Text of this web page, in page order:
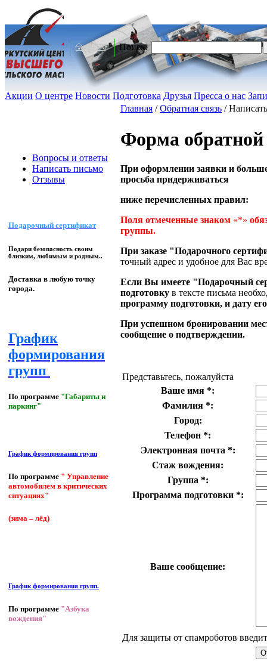
Поиск:
Акции О центре Новости Подготовка Друзья Пресса о нас
Вопросы и ответы
Написать письмо
Отзывы
Подарочный сертификат
Подари безопасность своим
близким, любимым и родным..
Доставка в любую точку
города.
График
формирования
групп
По программе "Габариты и
паркинг"
График формирования групп
По программе " Управление
автомобилем в критических
ситуациях"
(зима – лёд)
График формирования групп.
По программе "Азбука
вождения"
Главная /Обратная связь /
Форма обратной
При оформлении заявки и
просьба придерживаться
ниже перечисленных правил:
Поля отмеченные знаком «*»
группы.
При заказе "Подарочного
точный адрес и удобное для Вас
Если Вы имеете "Подарочный
подготовку в тексте письма
программу подготовки, и дату
При успешном бронировании
сообщение о подтверждении.
Представьтесь, пожалуйста
Ваше имя *:
Фамилия *:
Город:
Телефон *:
Электронная почта *:
Стаж вождения:
Группа *:
Программа подготовки *:
Ваше сообщение:
Для защиты от спамроботов